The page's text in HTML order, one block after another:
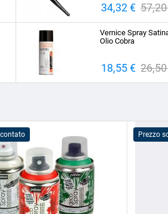
Prezzo
34,32 €
base
Vernice Spray
Olio Cobra
Prezzo
18,55 €
base
Prezzo